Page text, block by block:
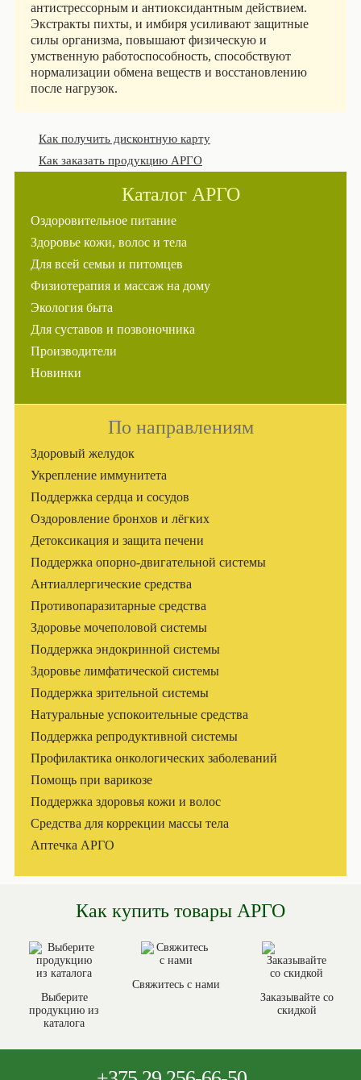
антистрессорным и антиоксидантным действием.
Экстракты пихты, и имбиря усиливают защитные
силы организма, повышают физическую и
умственную работоспособность, способствуют
нормализации обмена веществ и восстановлению
после нагрузок.
Как получить дисконтную карту
Как заказать продукцию АРГО
Каталог АРГО
Оздоровительное питание
Здоровье кожи, волос и тела
Для всей семьи и питомцев
Физиотерапия и массаж на дому
Экология быта
Для суставов и позвоночника
Производители
Новинки
По направлениям
Здоровый желудок
Укрепление иммунитета
Поддержка сердца и сосудов
Оздоровление бронхов и лёгких
Детоксикация и защита печени
Поддержка опорно-двигательной системы
Антиаллергические средства
Противопаразитарные средства
Здоровье мочеполовой системы
Поддержка эндокринной системы
Здоровье лимфатической системы
Поддержка зрительной системы
Натуральные успокоительные средства
Поддержка репродуктивной системы
Профилактика онкологических заболеваний
Помощь при варикозе
Поддержка здоровья кожи и волос
Средства для коррекции массы тела
Аптечка АРГО
Как купить товары АРГО
Выберите
продукцию из
каталога
Свяжитесь с нами
Заказывайте со
скидкой